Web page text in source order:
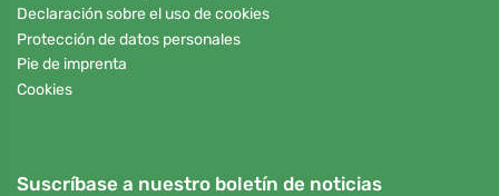
Declaración sobre el uso de cookies
Protección de datos personales
Pie de imprenta
Cookies
Suscríbase a nuestro boletín de noticias